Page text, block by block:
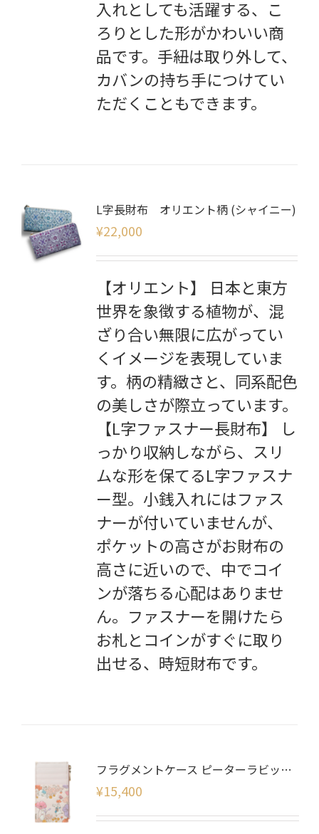
入れとしても活躍する、こ
ろりとした形がかわいい商
品です。手紐は取り外して、
カバンの持ち手につけてい
ただくこともできます。
L字長財布 オリエント柄 (シャイニー)
¥22,000
【オリエント】 日本と東方
世界を象徴する植物が、混
ざり合い無限に広がってい
くイメージを表現していま
す。柄の精緻さと、同系配色
の美しさが際立っています。
【L字ファスナー長財布】 し
っかり収納しながら、スリ
ムな形を保てるL字ファスナ
ー型。小銭入れにはファス
ナーが付いていませんが、
ポケットの高さがお財布の
高さに近いので、中でコイ
ンが落ちる心配はありませ
ん。ファスナーを開けたら
お札とコインがすぐに取り
出せる、時短財布です。
フラグメントケース ピーターラビット リニアメドウ柄
¥15,400